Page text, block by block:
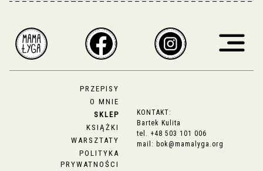
PRZEPISY
O MNIE
SKLEP
KSIĄŻKI
WARSZTATY
POLITYKA
PRYWATNOŚCI
KONTAKT:
Bartek Kulita
tel. +48 503 101 006
mail: bok@mamalyga.org